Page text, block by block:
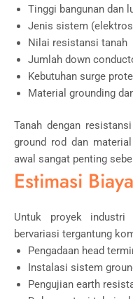
Tinggi bangunan dan
Jenis sistem
Nilai resistansi tanah
Jumlah down
Kebutuhan surge
Material grounding
Tanah dengan
ground rod dan
awal sangat penting
Estimasi
Untuk proyek
bervariasi tergantung
Pengadaan head
Instalasi sistem
Pengujian earth